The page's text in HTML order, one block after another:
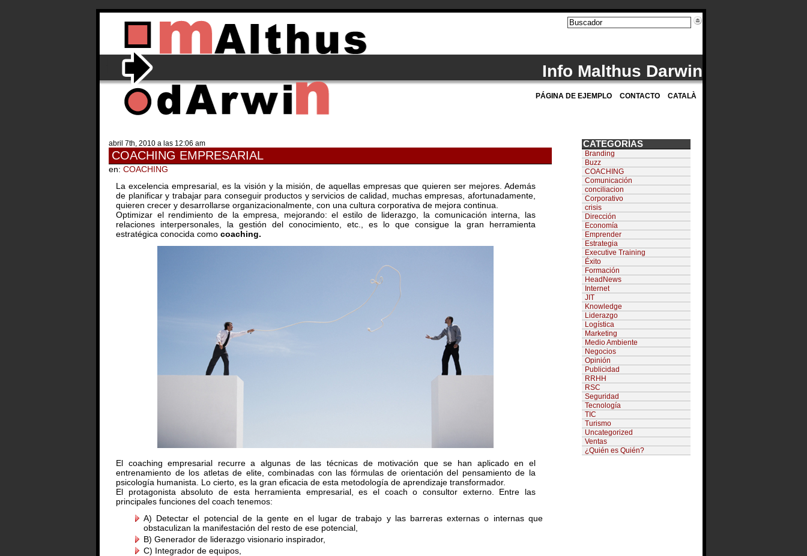
Info Malthus Darwin
PÁGINA DE EJEMPLO CONTACTO CATALÀ
abril 7th, 2010 a las 12:06 am
COACHING EMPRESARIAL
en: COACHING
La excelencia empresarial, es la visión y la misión, de aquellas empresas que quieren ser mejores. Además
de planificar y trabajar para conseguir productos y servicios de calidad, muchas empresas, afortunadamente,
quieren crecer y desarrollarse organizacionalmente, con una cultura corporativa de mejora continua.
Optimizar el rendimiento de la empresa, mejorando: el estilo de liderazgo, la comunicación interna, las
relaciones interpersonales, la gestión del conocimiento, etc., es lo que consigue la gran herramienta
estratégica conocida como coaching.
El coaching empresarial recurre a algunas de las técnicas de motivación que se han aplicado en el
entrenamiento de los atletas de elite, combinadas con las fórmulas de orientación del pensamiento de la
psicología humanista. Lo cierto, es la gran eficacia de esta metodología de aprendizaje transformador.
El protagonista absoluto de esta herramienta empresarial, es el coach o consultor externo. Entre las
principales funciones del coach tenemos:
A) Detectar el potencial de la gente en el lugar de trabajo y las barreras externas o internas que
obstaculizan la manifestación del resto de ese potencial,
B) Generador de liderazgo visionario inspirador,
C) Integrador de equipos,
CATEGORÍAS
Branding
Buzz
COACHING
Comunicación
conciliacion
Corporativo
crisis
Dirección
Economía
Emprender
Estrategia
Executive Training
Éxito
Formación
HeadNews
Internet
JIT
Knowledge
Liderazgo
Logística
Marketing
Medio Ambiente
Negocios
Opinión
Publicidad
RRHH
RSC
Seguridad
Tecnología
TIC
Turismo
Uncategorized
Ventas
¿Quién es Quién?